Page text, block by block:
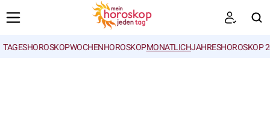
TAGESHOROSKOPWOCHENHOROSKOPMONATLICHJAHRESHOROSKOP